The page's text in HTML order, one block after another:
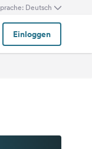
Deutsch
Einloggen